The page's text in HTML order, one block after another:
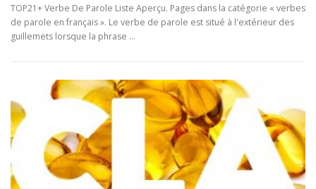
TOP21+ Verbe De Parole Liste Aperçu. Pages dans la catégorie « verbes
de parole en français ». Le verbe de parole est situé à l'extérieur des
guillemets lorsque la phrase …